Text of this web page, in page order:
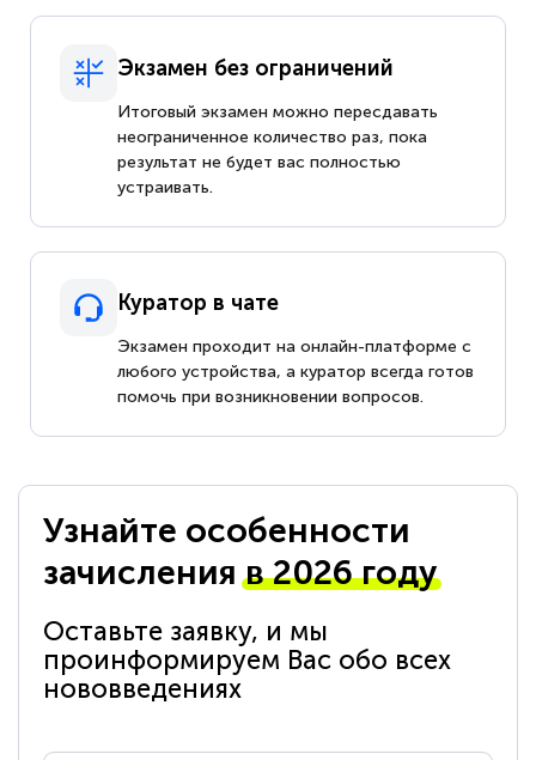
Экзамен без ограничений
Итоговый экзамен можно пересдавать
неограниченное количество раз, пока
результат не будет вас полностью
устраивать.
Куратор в чате
Экзамен проходит на онлайн-платформе с
любого устройства, а куратор всегда готов
помочь при возникновении вопросов.
Узнайте особенности
зачисленияв 2026 году
Оставьте заявку, и мы
проинформируем Вас обо всех
нововведениях